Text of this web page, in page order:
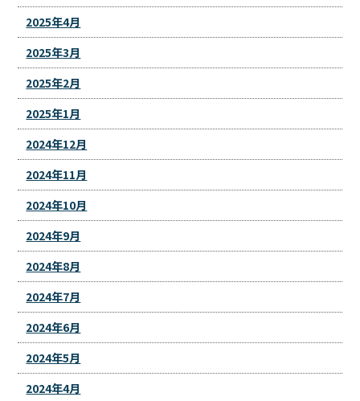
2025年4月
2025年3月
2025年2月
2025年1月
2024年12月
2024年11月
2024年10月
2024年9月
2024年8月
2024年7月
2024年6月
2024年5月
2024年4月